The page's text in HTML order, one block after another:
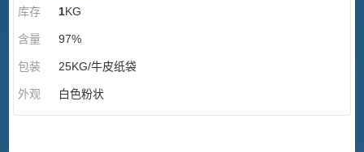
库存 1KG
含量 97%
包装 25KG/牛皮纸袋
外观 白色粉状